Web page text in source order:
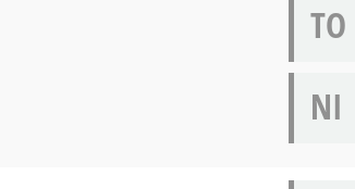
TO
NI